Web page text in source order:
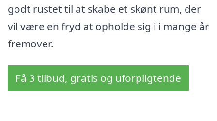
godt rustet til at skabe et skønt rum, der
vil være en fryd at opholde sig i i mange år
fremover.
Få 3 tilbud, gratis og uforpligtende